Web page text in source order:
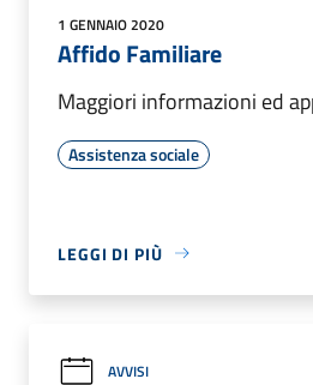
1 GENNAIO 2020
Affido Familiare
Maggiori informazioni ed
Assistenza sociale
LEGGI DI PIÙ
AVVISI